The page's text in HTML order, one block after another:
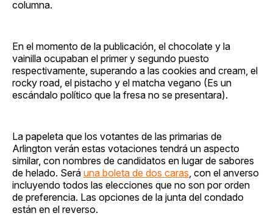
columna.
En el momento de la publicación, el chocolate y la
vainilla ocupaban el primer y segundo puesto
respectivamente, superando a las cookies and cream, el
rocky road, el pistacho y el matcha vegano (Es un
escándalo político que la fresa no se presentara).
La papeleta que los votantes de las primarias de
Arlington verán estas votaciones tendrá un aspecto
similar, con nombres de candidatos en lugar de sabores
de helado. Será una boleta de dos caras , con el anverso
incluyendo todos las elecciones que no son por orden
de preferencia. Las opciones de la junta del condado
están en el reverso.